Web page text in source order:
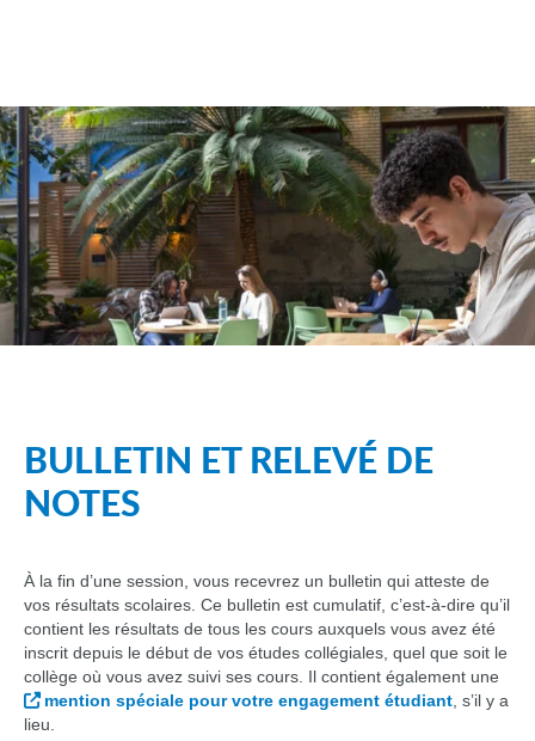
BULLETIN ET RELEVÉ DE
NOTES
À la fin d’une session, vous recevrez un bulletin qui atteste de
vos résultats scolaires. Ce bulletin est cumulatif, c’est-à-dire qu’il
contient les résultats de tous les cours auxquels vous avez été
inscrit depuis le début de vos études collégiales, quel que soit le
collège où vous avez suivi ses cours. Il contient également une
mention spéciale pour votre engagement étudiant , s’il y a
lieu.